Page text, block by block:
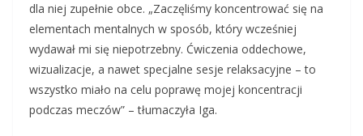
dla niej zupełnie obce. „Zaczęliśmy koncentrować się na
elementach mentalnych w sposób, który wcześniej
wydawał mi się niepotrzebny. Ćwiczenia oddechowe,
wizualizacje, a nawet specjalne sesje relaksacyjne – to
wszystko miało na celu poprawę mojej koncentracji
podczas meczów” – tłumaczyła Iga.